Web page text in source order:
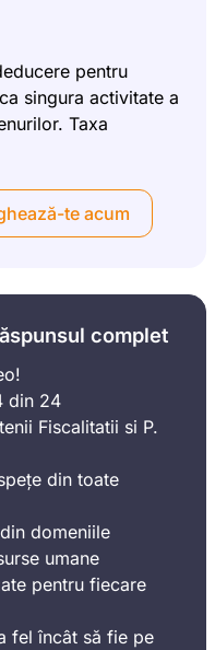
pentru
singura activitate a
Taxa
te acum
complet
din 24
Fiscalitatii si P.
din toate
domeniile
umane
pentru fiecare
fel încât să fie pe